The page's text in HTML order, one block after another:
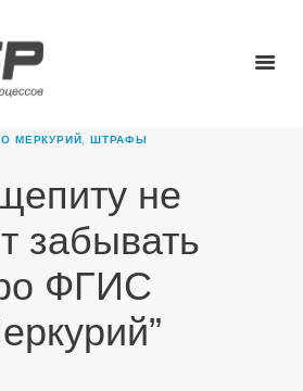
МЕРКУРИЙ ШТРАФЫ
не
забывать
ФГИС